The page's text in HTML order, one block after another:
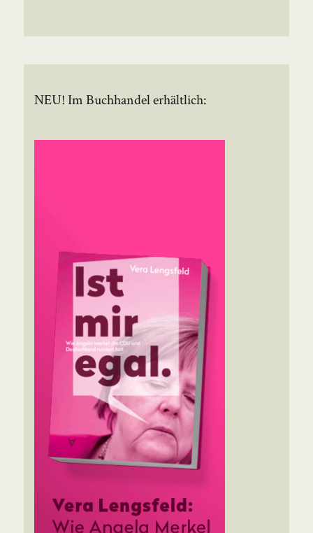
NEU! Im Buchhandel erhältlich: